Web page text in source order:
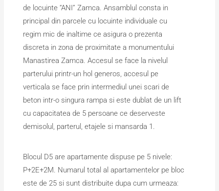
de locuinte “ANI” Zamca. Ansamblul consta in
principal din parcele cu locuinte individuale cu
regim mic de inaltime ce asigura o prezenta
discreta in zona de proximitate a monumentului
Manastirea Zamca. Accesul se face la nivelul
parterului printr-un hol generos, accesul pe
verticala se face prin intermediul unei scari de
beton intr-o singura rampa si este dublat de un lift
cu capacitatea de 5 persoane ce deserveste
demisolul, parterul, etajele si mansarda 1.
Blocul D5 are apartamente dispuse pe 5 nivele:
P+2E+2M. Numarul total al apartamentelor pe bloc
este de 25 si sunt distribuite dupa cum urmeaza: